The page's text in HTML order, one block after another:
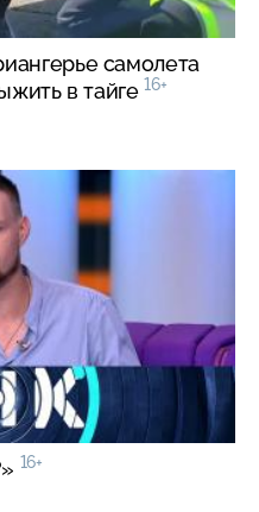
самолета
в тайге 16+
16+